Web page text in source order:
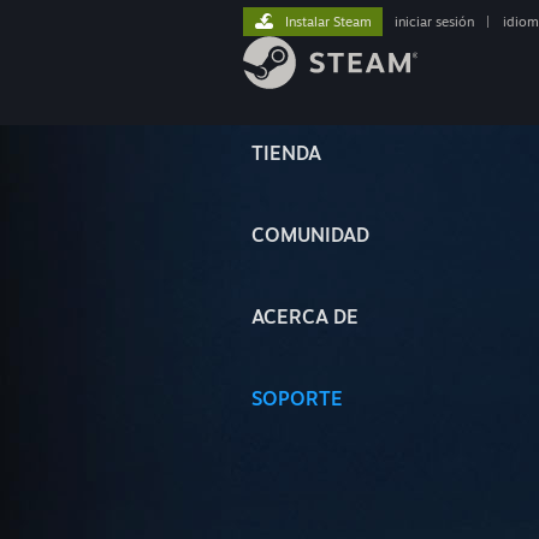
TIENDA
COMUNIDAD
ACERCA DE
SOPORTE
Instalar Steam iniciar sesión